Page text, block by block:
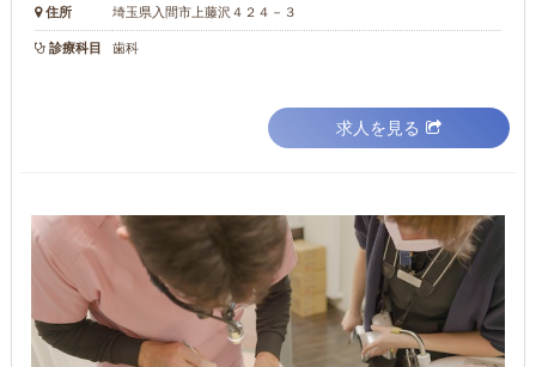
住所 埼玉県入間市上藤沢４２４－３
診療科目 歯科
求人を見る